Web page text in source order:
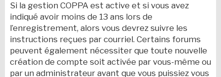
Si la gestion COPPA est active et si vous avez
indiqué avoir moins de 13 ans lors de
l’enregistrement, alors vous devrez suivre les
instructions reçues par courriel. Certains forums
peuvent également nécessiter que toute nouvelle
création de compte soit activée par vous-même ou
par un administrateur avant que vous puissiez vous